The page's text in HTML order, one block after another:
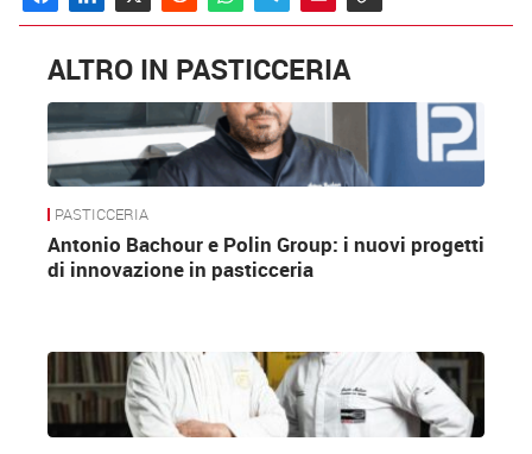
ALTRO IN PASTICCERIA
PASTICCERIA
Antonio Bachour e Polin Group: i nuovi progetti
di innovazione in pasticceria